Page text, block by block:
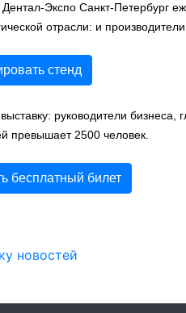
Дентал-Экспо Санкт-Петербург
отрасли: и
стенд
руководители
превышает 2500 человек.
бесплатный билет
новостей